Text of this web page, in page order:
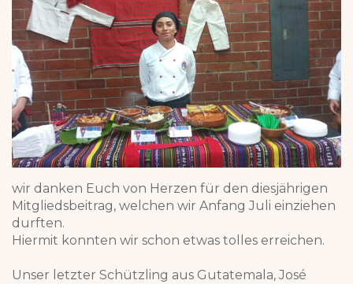
wir danken Euch von Herzen für den diesjährigen
Mitgliedsbeitrag, welchen wir Anfang Juli einziehen
durften.
Hiermit konnten wir schon etwas tolles erreichen.
Unser letzter Schützling aus Gutatemala, José